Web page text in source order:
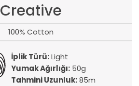
Creative
100% Cotton
İplik Türü:Light
Yumak Ağırlığı:50g
Tahmini Uzunluk:85m